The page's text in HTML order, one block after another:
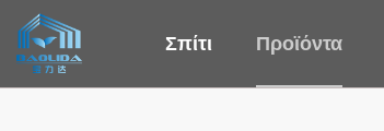
Σπίτι Προϊόντα